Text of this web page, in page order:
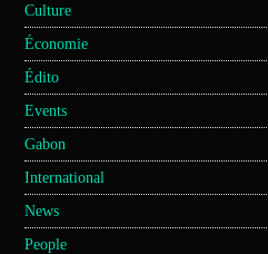
Culture
Économie
Édito
Events
Gabon
International
News
People